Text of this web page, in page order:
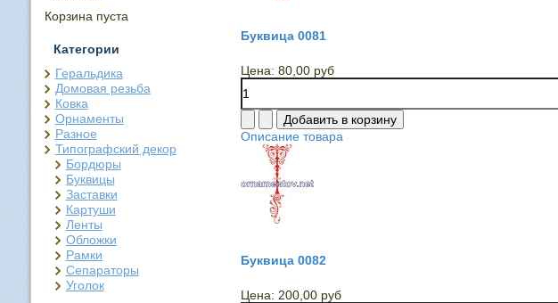
Корзина пуста
Категории
Геральдика
Домовая резьба
Ковка
Орнаменты
Разное
Типографский декор
Бордюры
Буквицы
Заставки
Картуши
Ленты
Обложки
Рамки
Сепараторы
Уголок
Буквица 0081
Цена: 80,00 руб
Описание товара
Буквица 0082
Цена: 200,00 руб